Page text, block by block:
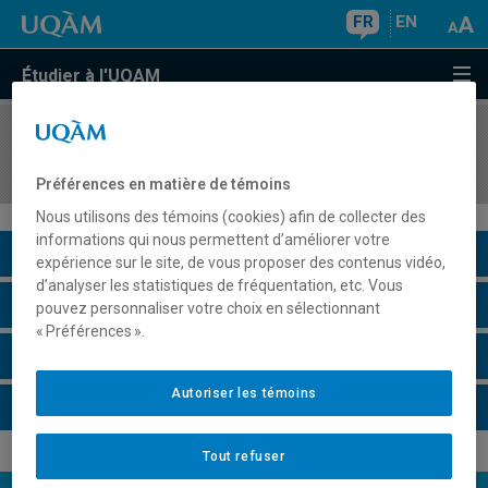
FR EN
Étudier à l'UQAM
COURS//
Description du cours
Horaire - Été 2026
Préférences en matière de témoins
Nous utilisons des témoins (cookies) afin de collecter des
informations qui nous permettent d’améliorer votre
expérience sur le site, de vous proposer des contenus vidéo,
d’analyser les statistiques de fréquentation, etc. Vous
pouvez personnaliser votre choix en sélectionnant
« Préférences ».
Tout refuser
Autoriser les témoins